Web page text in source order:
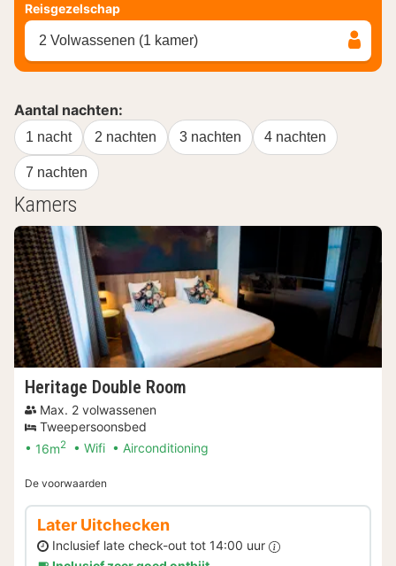
Reisgezelschap
2 Volwassenen (1 kamer)
Aantal nachten:
1 nacht 2 nachten 3 nachten 4 nachten
7 nachten
Kamers
Heritage Double Room
Max. 2 volwassenen
Tweepersoonsbed
16m2 Wifi Airconditioning
De voorwaarden
Later Uitchecken
Inclusief late check-out tot 14:00 uur